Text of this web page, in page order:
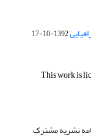
1392-10-17
This work is
نشریه مشترک